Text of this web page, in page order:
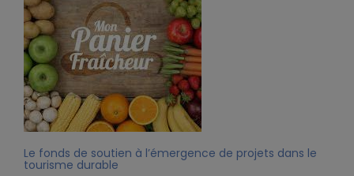
Le fonds de soutien à l’émergence de projets dans le
tourisme durable